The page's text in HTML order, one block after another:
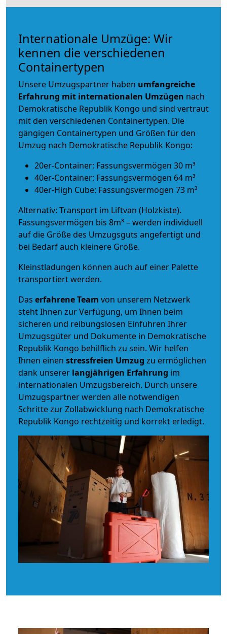
Internationale Umzüge: Wir
kennen die verschiedenen
Containertypen
Unsere Umzugspartner haben umfangreiche
Erfahrung mit internationalen Umzügen nach
Demokratische Republik Kongo und sind vertraut
mit den verschiedenen Containertypen. Die
gängigen Containertypen und Größen für den
Umzug nach Demokratische Republik Kongo:
20er-Container: Fassungsvermögen 30 m³
40er-Container: Fassungsvermögen 64 m³
40er-High Cube: Fassungsvermögen 73 m³
Alternativ: Transport im Liftvan (Holzkiste).
Fassungsvermögen bis 8m³ – werden individuell
auf die Größe des Umzugsguts angefertigt und
bei Bedarf auch kleinere Größe.
Kleinstladungen können auch auf einer Palette
transportiert werden.
Das erfahrene Team von unserem Netzwerk
steht Ihnen zur Verfügung, um Ihnen beim
sicheren und reibungslosen Einführen Ihrer
Umzugsgüter und Dokumente in Demokratische
Republik Kongo behilflich zu sein. Wir helfen
Ihnen einen stressfreien Umzug zu ermöglichen
dank unserer langjährigen Erfahrung im
internationalen Umzugsbereich. Durch unsere
Umzugspartner werden alle notwendigen
Schritte zur Zollabwicklung nach Demokratische
Republik Kongo rechtzeitig und korrekt erledigt.